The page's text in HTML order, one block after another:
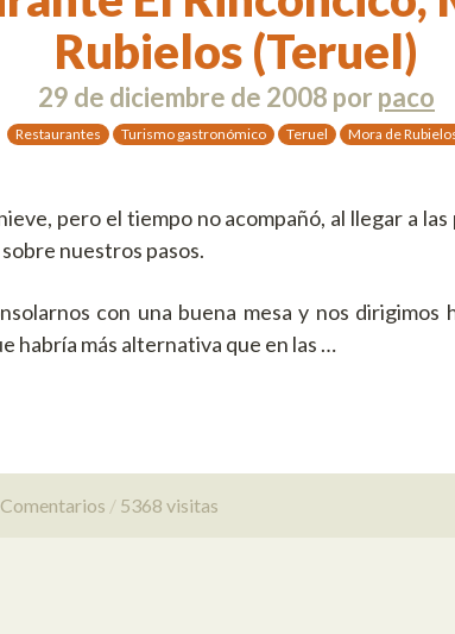
Rubielos (Teruel)
29 de diciembre de 2008 por paco
Restaurantes Turismo gastronómico Teruel Mora de
pero el tiempo no acompañó, al llegar a las
nuestros pasos.
con una buena mesa y nos dirigimos
habría más alternativa que en las …
5368 visitas